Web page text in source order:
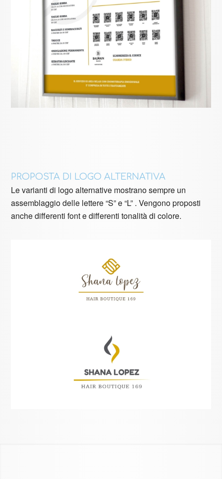
PROPOSTA DI LOGO ALTERNATIVA
Le varianti di logo alternative mostrano sempre un
assemblaggio delle lettere “S” e “L” . Vengono proposti
anche differenti font e differenti tonalità di colore.